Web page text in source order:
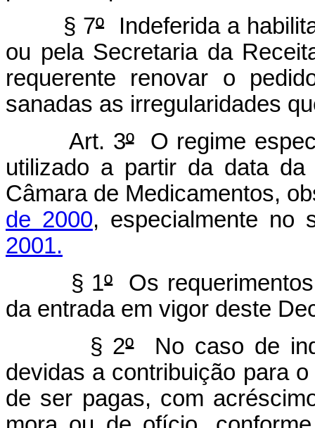
§ 7ºIndeferida a
ou pela Secretaria da
requerente renovar o
sanadas as irregularidades
Art. 3ºO regime
utilizado a partir da data da
Câmara de Medicamentos,
de 2000, especialmente no
2001.
§ 1ºOs requerimentos
da entrada em vigor deste
§ 2ºNo caso de
devidas a contribuição para
de ser pagas, com